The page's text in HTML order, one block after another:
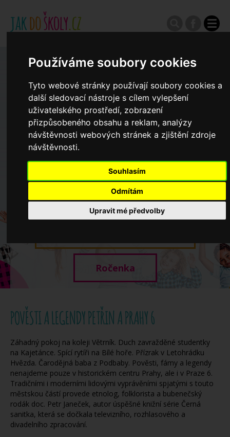
Používáme soubory cookies
Tyto webové stránky používají soubory cookies a
další sledovací nástroje s cílem vylepšení
uživatelského prostředí, zobrazení
přizpůsobeného obsahu a reklam, analýzy
návštěvnosti webových stránek a zjištění zdroje
návštěvnosti.
Souhlasím
Odmítám
Upravit mé předvolby
Zápisy do ZŠ 2026/27
Výroční zprávy
Spádové oblasti ZŠ
Koncepce školství
Dny otevřených dveří ZŠ
Ročenka
POVĚSTI A LEGENDY PETŘIN A PRAHY 6
Záhadný pokoj na koleji Větrník. Duch zavražděné studentky
na Kajetánce. Spící rytíři na Bílé hoře. Přízrak v Letohrádku
Hvězda. Čarodějná baba z Podbaby. Pověsti, fámy a legendy
nenajdeme pouze v historickém centru Prahy, ale i v Praze 6.
Tradičními i moderními lidovými vyprávěními spjatými s touto
městskou částí provede etnolog, folklorista a bubenečský
rodák doc. Petr Janeček, autor úspěšné knižní série Černá
sanitka, která se dočkala televizního, rozhlasového a
divadelního zpracování.